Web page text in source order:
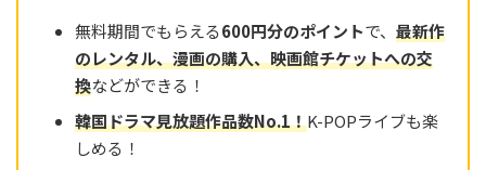
無料期間でもらえる600円分のポイントで、 最新作
のレンタル、漫画の購入、映画館チケットへの交
換などができる！
韓国ドラマ見放題作品数No.1！K-POPライブも楽
しめる！